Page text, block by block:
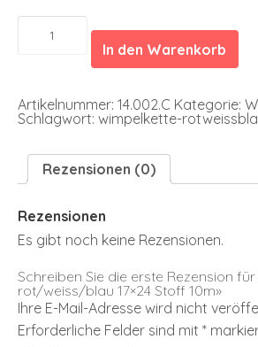
Wimpelkette
rot/weiss/blau
17x24
In den Warenkorb
Artikelnummer: 14.002.C Kategorie:
Schlagwort: wimpelkette-
Rezensionen (0)
Rezensionen
Es gibt noch keine Rezensionen.
Schreiben Sie die erste Rezension
rot/weiss/blau 17×24 Stoff 10m»
Ihre E-Mail-Adresse wird nicht
Erforderliche Felder sind mit *